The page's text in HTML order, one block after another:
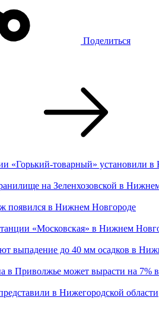
Поделиться
«Горький-товарный» установили
на Зеленхозовской в
появился в Нижнем Новгороде
«Московская» в Нижнем
выпадение до 40 мм осадков в
в Приволжье может вырасти на 7%
в Нижегородской области